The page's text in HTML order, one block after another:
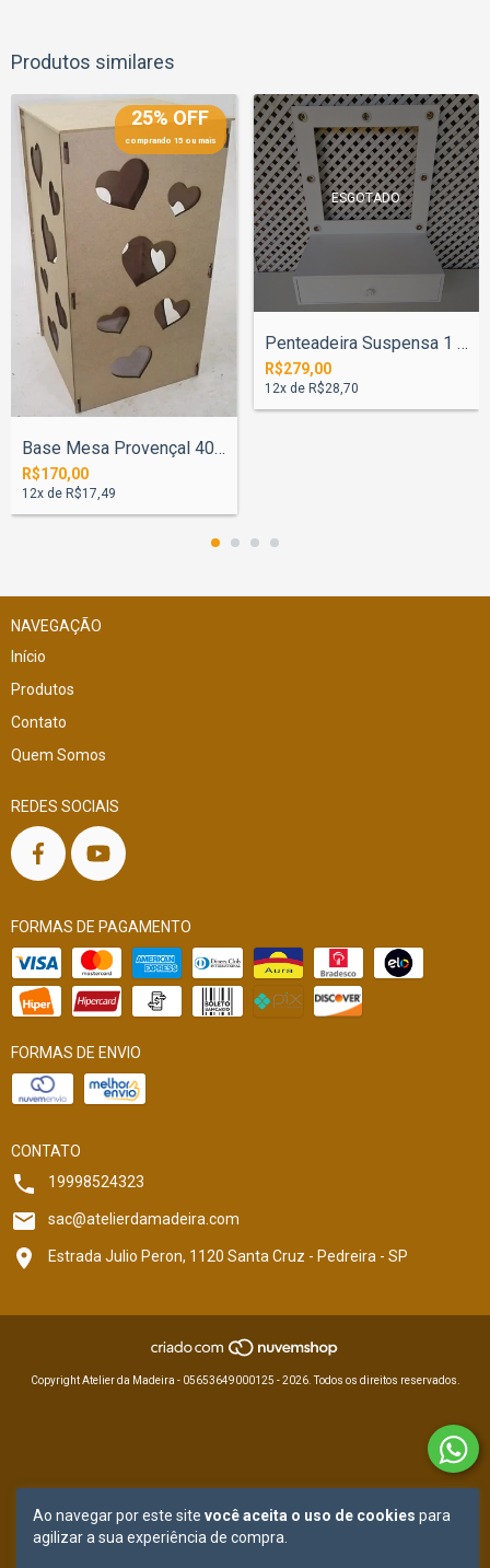
Ao navegar por este site você aceita o uso de cookies para
agilizar a sua experiência de compra.
Produtos similares
25% OFF
comprando 15 ou mais
Base Mesa Provençal 40x80cm Coração - Pi...
R$170,00
12x de R$17,49
ESGOTADO
Penteadeira Suspensa 1 Gaveta 60cm Moldu...
R$279,00
12x de R$28,70
NAVEGAÇÃO
Início
Produtos
Contato
Quem Somos
REDES SOCIAIS
FORMAS DE PAGAMENTO
FORMAS DE ENVIO
CONTATO
19998524323
sac@atelierdamadeira.com
Estrada Julio Peron, 1120 Santa Cruz - Pedreira - SP
Copyright Atelier da Madeira - 05653649000125 - 2026. Todos os direitos reservados.